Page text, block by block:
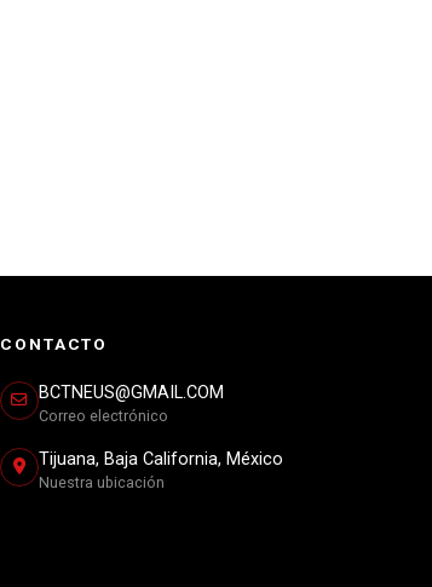
CONTACTO
BCTNEUS@GMAIL.COM
Correo electrónico
Tijuana, Baja California, México
Nuestra ubicación